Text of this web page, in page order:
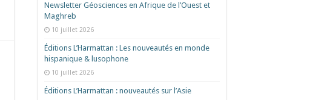
Newsletter Géosciences en Afrique de l’Ouest et
Maghreb
10 juillet 2026
Éditions L’Harmattan : Les nouveautés en monde
hispanique & lusophone
10 juillet 2026
Éditions L’Harmattan : nouveautés sur l’Asie